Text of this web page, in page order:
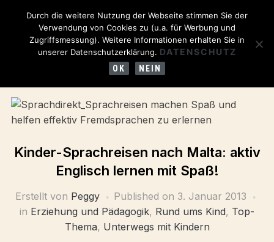
Kinder-Sprachreisen nach Malta: aktiv
Englisch lernen mit Spaß!
Erstellt von Peggy Published on 3. Januar 2013
in Erziehung und Pädagogik, Rund ums Kind, Top-
Thema, Unterwegs mit Kindern
Durch die weitere Nutzung der Webseite stimmen Sie der
Verwendung von Cookies zu (u.a. für Werbung und
Zugriffsmessung). Weitere Informationen erhalten Sie in
unserer Datenschutzerklärung. DATENSCHUTZ
OK NEIN